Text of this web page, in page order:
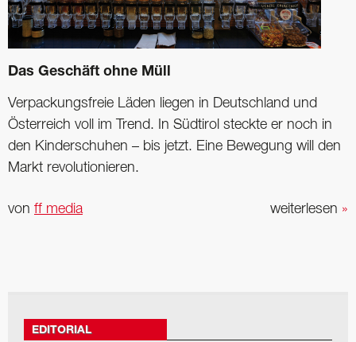
Das Geschäft ohne Müll
Verpackungsfreie Läden liegen in ­Deutschland und
Österreich voll im Trend. In Südtirol steckte er noch in
den ­Kinderschuhen – bis jetzt. Eine ­Bewegung will den
Markt ­revolutionieren.
weiterlesen »
von ff media
EDITORIAL